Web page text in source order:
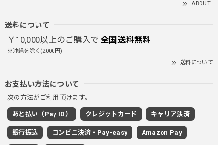
首しまる！ってなるから全部は閉めずに使うかも。 チャッ
2025/11/28
グレー/M
2025/11/28
ABOUT
送料について
￥10,000以上のご購入で 全国送料無料
※沖縄を除く(2000円)
送料について
お支払い方法について
次の方法がご利用頂けます。
あと払い（Pay ID） クレジットカード キャリア決済
銀行振込 コンビニ決済・Pay-easy Amazon Pay